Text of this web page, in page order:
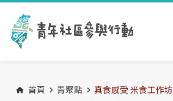
跳到主要內容區塊
首頁 青聚點 真食感受 米食工作坊